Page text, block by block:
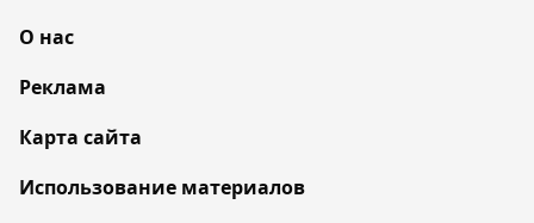
О нас
Реклама
Карта сайта
Использование материалов